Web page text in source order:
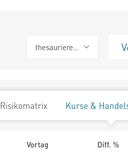
thesaurierend
Risikomatrix Kurse &
Vortag Diff. %